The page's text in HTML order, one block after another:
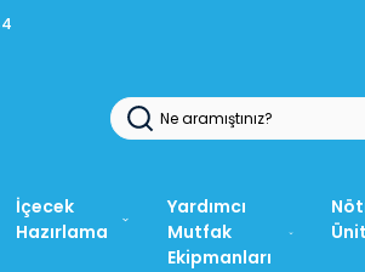
İSTOÇ MAĞAZAMIZ: +90 212 565 15 37
İçecek
Hazırlama
Yardımcı
Mutfak
Ekipmanları